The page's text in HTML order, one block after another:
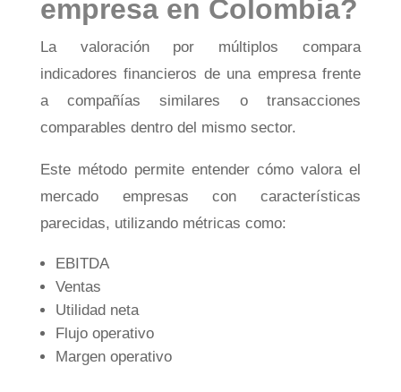
empresa en Colombia?
La valoración por múltiplos compara
indicadores financieros de una empresa frente
a compañías similares o transacciones
comparables dentro del mismo sector.
Este método permite entender cómo valora el
mercado empresas con características
parecidas, utilizando métricas como:
EBITDA
Ventas
Utilidad neta
Flujo operativo
Margen operativo